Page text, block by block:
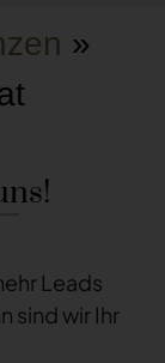
»
Leads
sind wir Ihr